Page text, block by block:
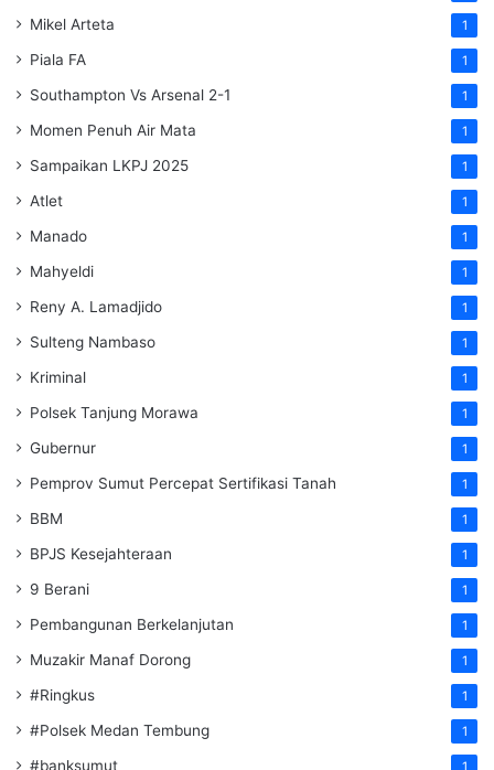
Mikel Arteta 1
Piala FA 1
Southampton Vs Arsenal 2-1 1
Momen Penuh Air Mata 1
Sampaikan LKPJ 2025 1
Atlet 1
Manado 1
Mahyeldi 1
Reny A. Lamadjido 1
Sulteng Nambaso 1
Kriminal 1
Polsek Tanjung Morawa 1
Gubernur 1
Pemprov Sumut Percepat Sertifikasi Tanah 1
BBM 1
BPJS Kesejahteraan 1
9 Berani 1
Pembangunan Berkelanjutan 1
Muzakir Manaf Dorong 1
#Ringkus 1
#Polsek Medan Tembung 1
#banksumut 1